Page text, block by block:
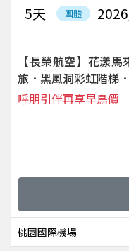
團體
5天
【長榮航空】花漾
旅．黑風洞彩虹階梯
呼朋引伴再享早鳥價
桃園國際機場